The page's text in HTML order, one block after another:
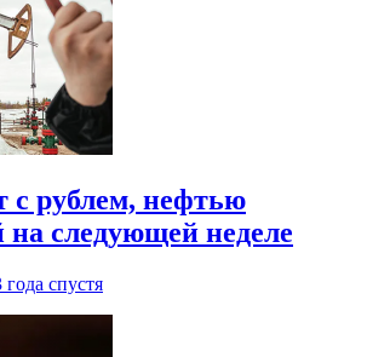
с рублем, нефтью
на следующей неделе
года спустя